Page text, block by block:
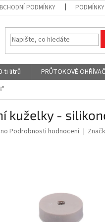
PODMÍNKY
ti litrů PRŮTOKOVÉ
kuželky -
Podrobnosti hodnocení